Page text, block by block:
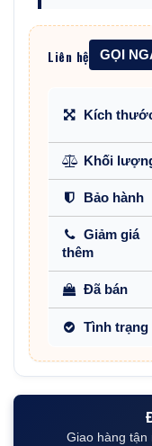
Liên hệ GỌI
Kích
Khối
Bảo hành
Giảm giá
thêm
Đã bán
Tình trạng
Giao hàng tận